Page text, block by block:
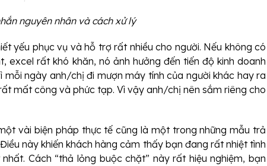
nguyên nhân và cách xử lý
yếu phục vụ và hỗ trợ rất nhiều cho người. Nếu không có
excel rất khó khăn, nó ảnh hưởng đến tiến độ kinh doanh
mỗi ngày anh/chị đi mượn máy tính của người khác hay ra
mất công và phức tạp. Vì vậy anh/chị nên sắm riêng cho
vài biện pháp thực tế cũng là một trong những mẫu trả
này khiến khách hàng cảm thấy bạn đang rất nhiệt tình
Cách “thả lỏng buộc chặt” này rất hiệu nghiệm, bạn